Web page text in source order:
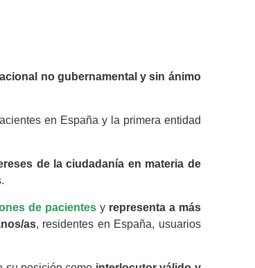
no gubernamental y sin ánimo
en España y la primera entidad
de la ciudadanía en materia de
de pacientes y representa a más
as, residentes en España, usuarios